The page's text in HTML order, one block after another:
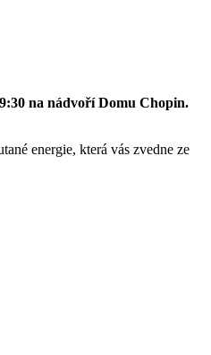
na nádvoří Domu Chopin.
energie, která vás zvedne ze